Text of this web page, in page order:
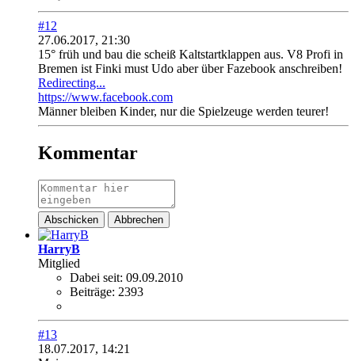
#12
27.06.2017, 21:30
15° früh und bau die scheiß Kaltstartklappen aus. V8 Profi in
Bremen ist Finki must Udo aber über Fazebook anschreiben!
Redirecting...
https://www.facebook.com
Männer bleiben Kinder, nur die Spielzeuge werden teurer!
Kommentar
Abschicken Abbrechen
HarryB
Mitglied
Dabei seit: 09.09.2010
Beiträge: 2393
#13
18.07.2017, 14:21